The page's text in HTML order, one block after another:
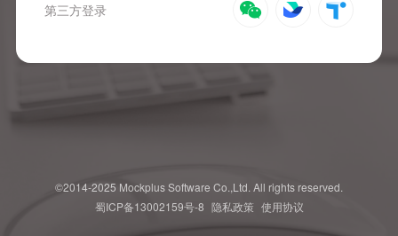
©2014-2025 Mockplus Software Co.,Ltd. All rights reserved.
蜀ICP备13002159号-8 隐私政策 使用协议
第三方登录